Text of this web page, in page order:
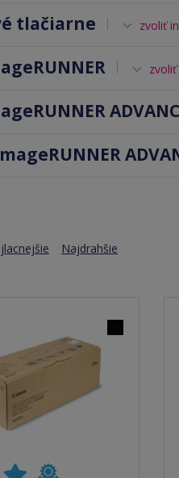
tlačiarne zvoliť
zvoliť
Najdrahšie